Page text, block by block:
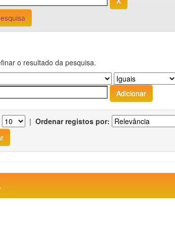
o resultado da pesquisa.
| Ordenar registos por: